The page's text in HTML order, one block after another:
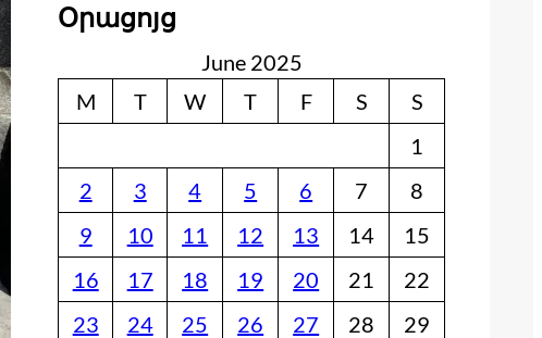
Օրացոյց
June 2025
M
T W T F S
S
1
2
3 4 5 6 7
8
9
10 11 12 13 14
15
16
17 18 19 20 21
22
23
24 25 26 27 28
29